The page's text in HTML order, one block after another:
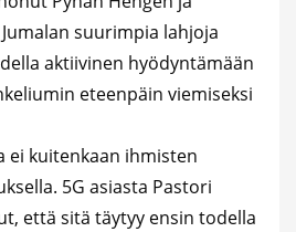
suurimpia lahjoja
aktiivinen hyödyntämään
eteenpäin viemiseksi
ei kuitenkaan ihmisten
5G asiasta Pastori
että sitä täytyy ensin todella